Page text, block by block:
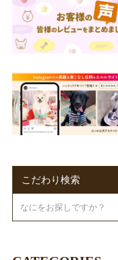
こだわり検索